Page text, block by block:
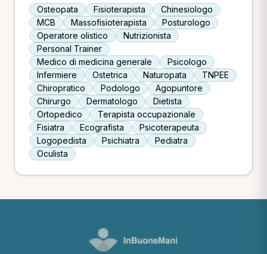
Osteopata Fisioterapista
Chinesiologo
MCB
Massofisioterapista
Posturologo
Operatore olistico
Nutrizionista
Personal Trainer
Medico di medicina generale
Psicologo
Infermiere
Ostetrica Naturopata
TNPEE
Chiropratico
Podologo
Agopuntore
Chirurgo
Dermatologo
Dietista
Ortopedico
Terapista occupazionale
Fisiatra
Ecografista
Psicoterapeuta
Logopedista
Psichiatra
Pediatra
Oculista